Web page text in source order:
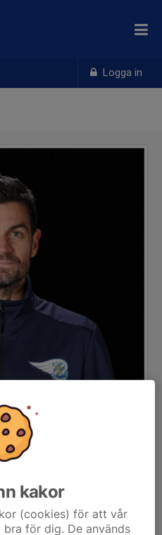
Logga in
kakor
(cookies) för att vår
för dig. De används